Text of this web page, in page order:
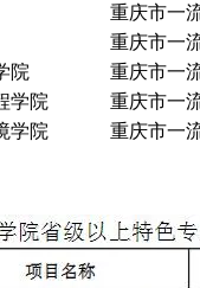
重庆市一
重庆市一
院
重庆市一
学院
重庆市一
学院 重庆市一